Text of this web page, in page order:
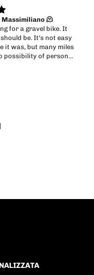
Cadex race
e serietà